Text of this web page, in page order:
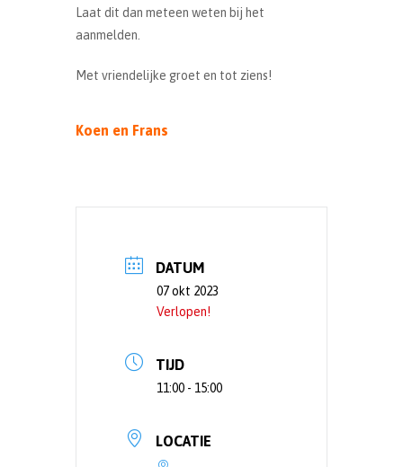
Laat dit dan meteen weten bij het
aanmelden.
Met vriendelijke groet en tot ziens!
Koen en Frans
DATUM
07 okt 2023
Verlopen!
TIJD
11:00 - 15:00
LOCATIE